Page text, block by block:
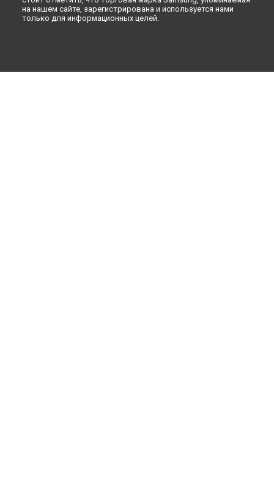
на нашем сайте, зарегистрирована и используется нами
только для информационных целей.